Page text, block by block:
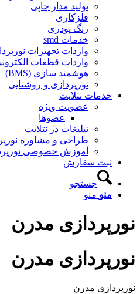
تولید مدار چاپی
فلزکاری
رنگ پودری
خدمات smd
واردات تجهیزات نورپردازی
واردات قطعات الکترونیکی
هوشمند سازی (BMS)
نورپردازی و روشنایی
نتلایت
عضویت ویژه
عضوها
تبلیغات در نتلایت
طراحی و مشاوره نورپردازی
آموزش خصوصی نورپردازی
سفارش
جستجو
منو
مدرن
مدرن
مدرن